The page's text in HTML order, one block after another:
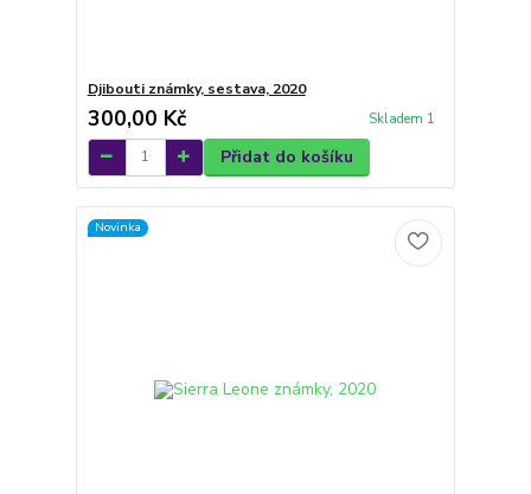
Djibouti známky, sestava, 2020
300,00 Kč Skladem 1
Přidat do košíku
Novinka